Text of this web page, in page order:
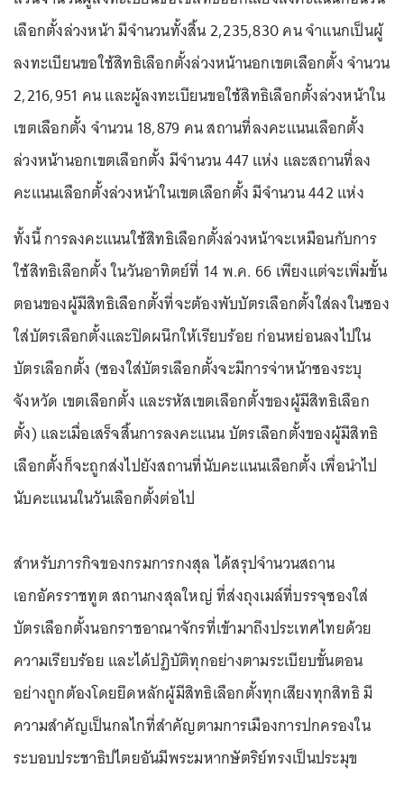
เลือกตั้งล่วงหน้า มีจำนวนทั้งสิ้น 2,235,830 คน จำแนกเป็นผู้
ลงทะเบียนขอใช้สิทธิเลือกตั้งล่วงหน้านอกเขตเลือกตั้ง จำนวน
2,216,951 คน และผู้ลงทะเบียนขอใช้สิทธิเลือกตั้งล่วงหน้าใน
เขตเลือกตั้ง จำนวน 18,879 คน สถานที่ลงคะแนนเลือกตั้ง
ล่วงหน้านอกเขตเลือกตั้ง มีจํานวน 447 แห่ง และสถานที่ลง
คะแนนเลือกตั้งล่วงหน้าในเขตเลือกตั้ง มีจํานวน 442 แห่ง
ทั้งนี้ การลงคะแนนใช้สิทธิเลือกตั้งล่วงหน้าจะเหมือนกับการ
ใช้สิทธิเลือกตั้ง ในวันอาทิตย์ที่ 14 พ.ค. 66 เพียงแต่จะเพิ่มขั้น
ตอนของผู้มีสิทธิเลือกตั้งที่จะต้องพับบัตรเลือกตั้งใส่ลงในซอง
ใส่บัตรเลือกตั้งและปิดผนึกให้เรียบร้อย ก่อนหย่อนลงไปใน
บัตรเลือกตั้ง (ซองใส่บัตรเลือกตั้งจะมีการจ่าหน้าซองระบุ
จังหวัด เขตเลือกตั้ง และรหัสเขตเลือกตั้งของผู้มีสิทธิเลือก
ตั้ง) และเมื่อเสร็จสิ้นการลงคะแนน บัตรเลือกตั้งของผู้มีสิทธิ
เลือกตั้งก็จะถูกส่งไปยังสถานที่นับคะแนนเลือกตั้ง เพื่อนำไป
นับคะแนนในวันเลือกตั้งต่อไป
สำหรับภารกิจของกรมการกงสุล ได้สรุปจำนวนสถาน
เอกอัครราชทูต สถานกงสุลใหญ่ ที่ส่งถุงเมล์ที่บรรจุซองใส่
บัตรเลือกตั้งนอกราชอาณาจักรที่เข้ามาถึงประเทศไทยด้วย
ความเรียบร้อย และได้ปฏิบัติทุกอย่างตามระเบียบขั้นตอน
อย่างถูกต้องโดยยึดหลักผู้มีสิทธิเลือกตั้งทุกเสียงทุกสิทธิ มี
ความสำคัญเป็นกลไกที่สำคัญตามการเมืองการปกครองใน
ระบอบประชาธิปไตยอันมีพระมหากษัตริย์ทรงเป็นประมุข